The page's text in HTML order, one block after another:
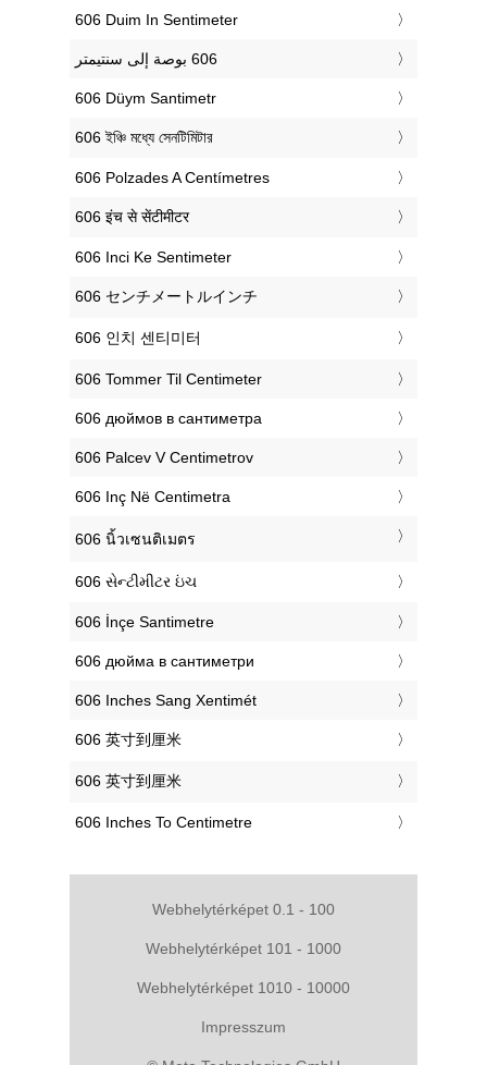
‎606 Duim In Sentimeter
‎606 Düym Santimetr
‎606 ইঞ্চি মধ্যে সেনটিমিটার
‎606 Polzades A Centímetres
‎606 इंच से सेंटीमीटर
‎606 Inci Ke Sentimeter
‎606 センチメートルインチ
‎606 인치 센티미터
‎606 Tommer Til Centimeter
‎606 дюймов в сантиметра
‎606 Palcev V Centimetrov
‎606 Inç Në Centimetra
‎606 นิ้วเซนติเมตร
‎606 સેન્ટીમીટર ઇંચ
‎606 İnçe Santimetre
‎606 дюйма в сантиметри
‎606 Inches Sang Xentimét
‎606 英寸到厘米
‎606 英寸到厘米
‎606 Inches To Centimetre
Webhelytérképet 0.1 - 100
Webhelytérképet 101 - 1000
Webhelytérképet 1010 - 10000
Impresszum